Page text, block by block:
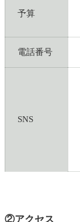
予算
電話番号
SNS
②アクセス